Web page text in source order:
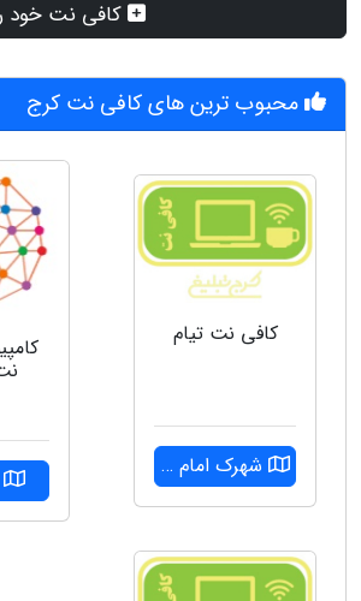
کافی نت خود
محبوب ترین های کافی نت کرج
کافی نت تیام
شهرک امام رضا